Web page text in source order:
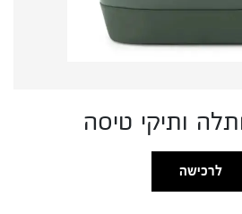
ותיקי טיסה
לרכישה